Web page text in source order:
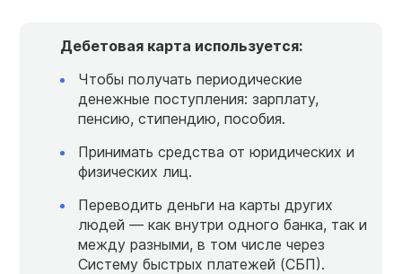
Дебетовая карта используется:
Чтобы получать периодические
денежные поступления: зарплату,
пенсию, стипендию, пособия.
Принимать средства от юридических и
физических лиц.
Переводить деньги на карты других
людей — как внутри одного банка, так и
между разными, в том числе через
Систему быстрых платежей (СБП).